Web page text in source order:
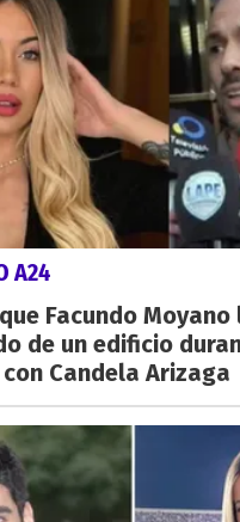
A24
Facundo
de un edificio
Candela Arizaga